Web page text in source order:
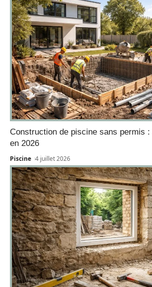
Construction de piscine sans permis
en 2026
Piscine 4 juillet 2026